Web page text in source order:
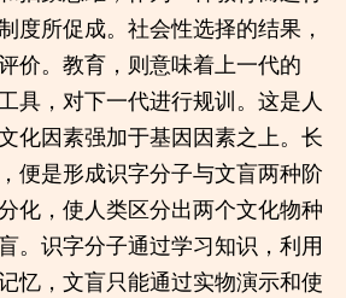
度所促成。社会性选择的结果，
价。教育，则意味着上一代的
具，对下一代进行规训。这是人
化因素强加于基因因素之上。长
便是形成识字分子与文盲两种阶
化，使人类区分出两个文化物种
识字分子通过学习知识，利用
忆，文盲只能通过实物演示和使